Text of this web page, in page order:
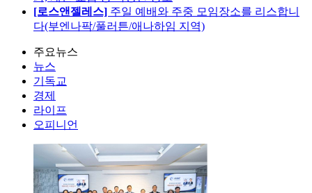
[로스앤젤레스] 주일 예배와 주중 모임장소를 리스합니
다(부엔나팍/풀러튼/애나하임 지역)
주요뉴스
뉴스
기독교
경제
라이프
오피니언